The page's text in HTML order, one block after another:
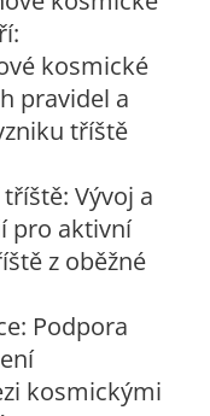
kosmické
pravidel a
tříště
Vývoj a
pro aktivní
z oběžné
Podpora
kosmickými